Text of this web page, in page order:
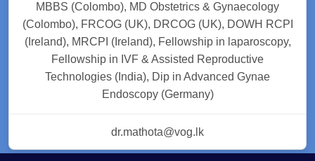
MBBS (Colombo), MD Obstetrics & Gynaecology
(Colombo), FRCOG (UK), DRCOG (UK), DOWH RCPI
(Ireland), MRCPI (Ireland), Fellowship in laparoscopy,
Fellowship in IVF & Assisted Reproductive
Technologies (India), Dip in Advanced Gynae
Endoscopy (Germany)
dr.mathota@vog.lk